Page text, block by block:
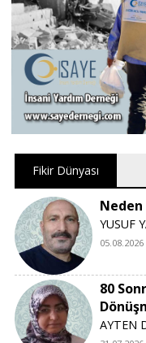
Fikir Dünyası
Neden
YUSUF
05.08.2026
80
AYTEN